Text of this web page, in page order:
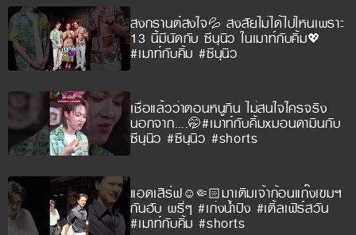
สงกรานต์สงใจ💦 สงสัยไม่ได้ไปไหนเพราะ
13 นี้มีนัดกับ ซีนุนิว ในเมาท์กับคิ้ม💖
#เมาท์กับคิ้ม #ซีนุนิว
เชื่อแล้วว่าตอนหนูกิน ไม่สนใจใครจริง
นอกจาก….🤭#เมาท์กับคิ้มxมอนดามินกับ
ซีนุนิว #ซีนุนิว #shorts
แอดเสิร์ฟ☺️🤏🏻มาเติมเจ้าก้อนแก๊งเขมฯ
กันฮับ พรี่ๆ #เก่งน้ำปิง #เติ้ลเฟิร์สวัน
#เมาท์กับคิ้ม #shorts